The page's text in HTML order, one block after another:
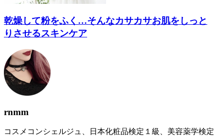
乾燥して粉をふく…そんなカサカサお肌をしっと
りさせるスキンケア
rnmm
コスメコンシェルジュ、日本化粧品検定１級、美容薬学検定